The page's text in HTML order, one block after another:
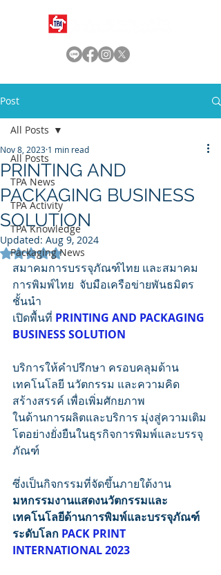
Post
All Posts
TPA News
TPA Activity
TPA Knowledge
Packaging News
All Posts
PRINTING AND
PACKAGING BUSINESS
SOLUTION
Nov 8, 2023 1 min read
Updated: Aug 9, 2024
Rated NaN out of 5 stars.
สมาคมการบรรจุภัณฑ์ไทย และสมาคม
การพิมพ์ไทย  จับมือเครือข่ายพันธมิตร
ชั้นนำ
เปิดพื้นที่ PRINTING AND PACKAGING
BUSINESS SOLUTION
บริการให้คำปรึกษา ครอบคลุมด้าน
เทคโนโลยี นวัตกรรม และความคิด
สร้างสรรค์ เพื่อเพิ่มศักยภาพ
ในด้านการผลิตและบริการ มุ่งสู่ความเติม
โตอย่างยั่งยืนในธุรกิจการพิมพ์และบรรจุ
ภัณฑ์
ซึ่งเป็นกิจกรรมที่จัดขึ้นภายใต้งาน
มหกรรมงานแสดงนวัตกรรมและ
เทคโนโลยีด้านการพิมพ์และบรรจุภัณฑ์
ระดับโลก PACK PRINT
INTERNATIONAL 2023